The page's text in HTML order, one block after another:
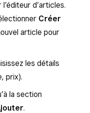
de votre fichier
puis
lancer
pour
importés.
dans votre
Vendre par
Ajouter une
unitépour
la
les unités
le champ vide si
variantes non
d’articles.
Créer
article pour
les détails
prix).
la section
.